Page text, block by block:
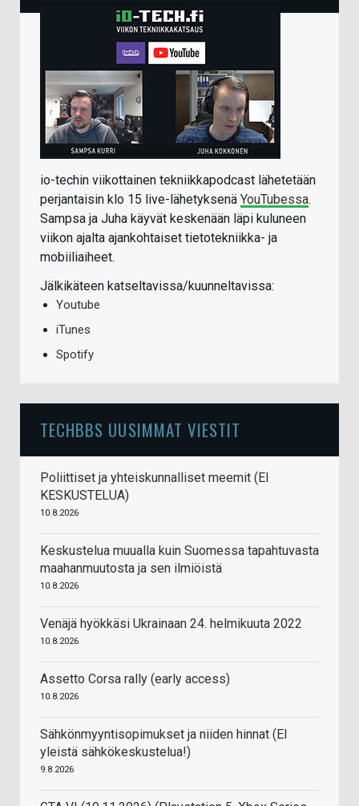
io-techin viikottainen tekniikkapodcast lähetetään
perjantaisin klo 15 live-lähetyksenä YouTubessa.
Sampsa ja Juha käyvät keskenään läpi kuluneen
viikon ajalta ajankohtaiset tietotekniikka- ja
mobiiliaiheet.
Jälkikäteen katseltavissa/kuunneltavissa:
Youtube
iTunes
Spotify
TECHBBS UUSIMMAT VIESTIT
Poliittiset ja yhteiskunnalliset meemit (EI
KESKUSTELUA)
10.8.2026
Keskustelua muualla kuin Suomessa tapahtuvasta
maahanmuutosta ja sen ilmiöistä
10.8.2026
Venäjä hyökkäsi Ukrainaan 24. helmikuuta 2022
10.8.2026
Assetto Corsa rally (early access)
10.8.2026
Sähkönmyyntisopimukset ja niiden hinnat (EI
yleistä sähkökeskustelua!)
9.8.2026